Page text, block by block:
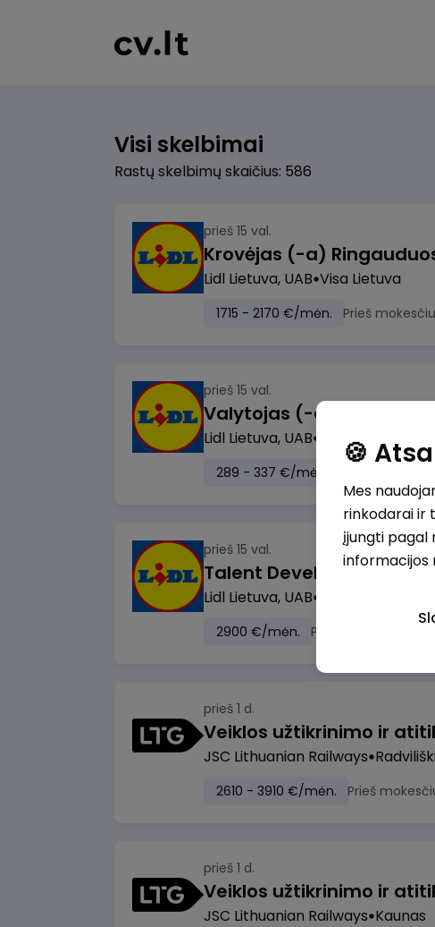
Visi skelbimai
Rastų skelbimų skaičius: 586
prieš 15 val.
Lidl Lietuva, UAB Visa Lietuva
1715 - 2170 €/mėn. Prieš
prieš 15 val.
Lidl Lietuva, UAB Marijampolė
289 - 337 €/mėn.
prieš 15 val.
Lidl Lietuva, UAB
2900 €/mėn. Prieš mokesčius
prieš 1 d.
JSC Lithuanian Railways
2610 - 3910 €/mėn. Prieš
prieš 1 d.
JSC Lithuanian Railways Kaunas
🍪
Mes
rinkodarai ir
įjungti pagal
informacijos